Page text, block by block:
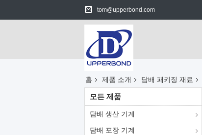
tom@upperbond.com
홈 제품 소개 담배 패키징 재료
모든 제품
담배 생산 기계
담배 포장 기계